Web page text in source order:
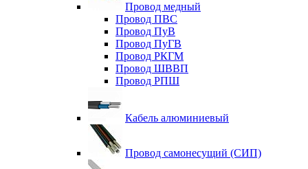
Провод медный
Провод ПВС
Провод ПуВ
Провод ПуГВ
Провод РКГМ
Провод ШВВП
Провод РПШ
Кабель алюминиевый
Провод самонесущий (СИП)